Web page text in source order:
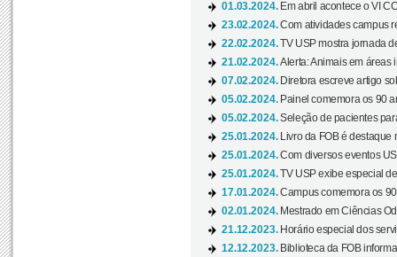
01.03.2024. Em abril acontece o VI
23.02.2024.Com atividades campus
22.02.2024.TV USP mostra jornada
21.02.2024.Alerta: Animais em áreas
07.02.2024. Diretora escreve artigo
05.02.2024. Painel comemora os 90
05.02.2024.Seleção de pacientes
25.01.2024.
Livro da FOB é destaque
25.01.2024.Com diversos eventos
25.01.2024.TV USP exibe especial
17.01.2024.Campus comemora os
02.01.2024. Mestrado em Ciências
21.12.2023. Horário especial dos
12.12.2023. Biblioteca da FOB